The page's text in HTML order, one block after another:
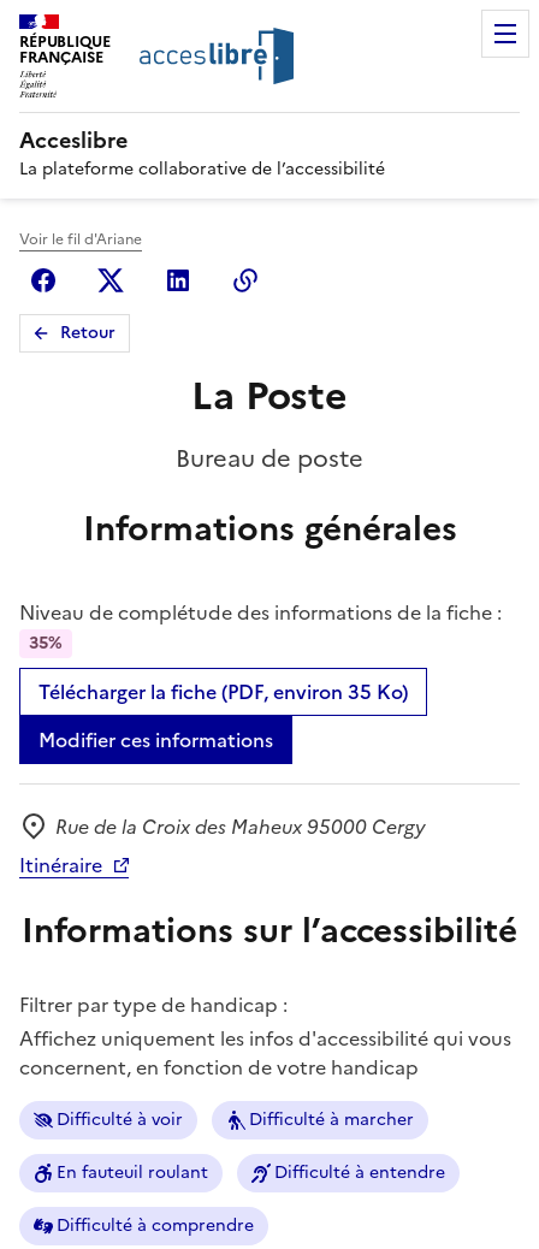
RÉPUBLIQUE
FRANÇAISE
Acceslibre
La plateforme collaborative de l’accessibilité
Voir le fil d'Ariane
FacebookX (anciennement Twitter)
Linkedin
Retour
La Poste
Bureau de poste
Informations générales
Niveau de complétude des informations de la fiche :
35%
Télécharger la fiche (PDF, environ 35 Ko)
Modifier ces informations
Adresse
Rue de la Croix des Maheux 95000 Cergy
Itinéraire
Informations sur l’accessibilité
Filtrer par type de handicap :
Affichez uniquement les infos d'accessibilité qui vous
concernent, en fonction de votre handicap
Difficulté à voir Difficulté à marcher
En fauteuil roulant Difficulté à entendre
Difficulté à comprendre